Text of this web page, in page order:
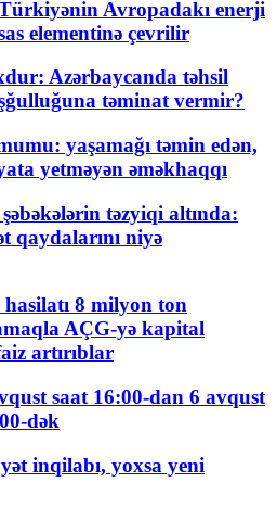
Avropadakı enerji
elementinə çevrilir
Azərbaycanda təhsil
təminat vermir?
yaşamağı təmin edən,
yetməyən əməkhaqqı
təzyiqi altında:
qaydalarını niyə
hasilatı 8 milyon ton
AÇG-yə kapital
artırıblar
saat 16:00-dan 6 avqust
dək
inqilabı, yoxsa yeni